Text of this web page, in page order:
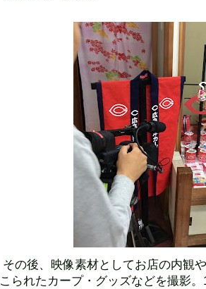
その後、映像素材としてお店の内観
こられたカープ・グッズなどを撮影